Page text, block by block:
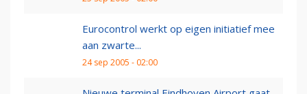
Eurocontrol werkt op eigen initiatief mee
aan zwarte...
24 sep 2005 - 02:00